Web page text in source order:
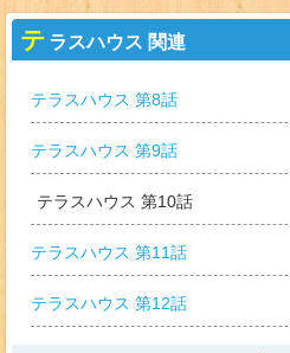
テ ラスハウス 関連
テラスハウス 第8話
テラスハウス 第9話
テラスハウス 第10話
テラスハウス 第11話
テラスハウス 第12話